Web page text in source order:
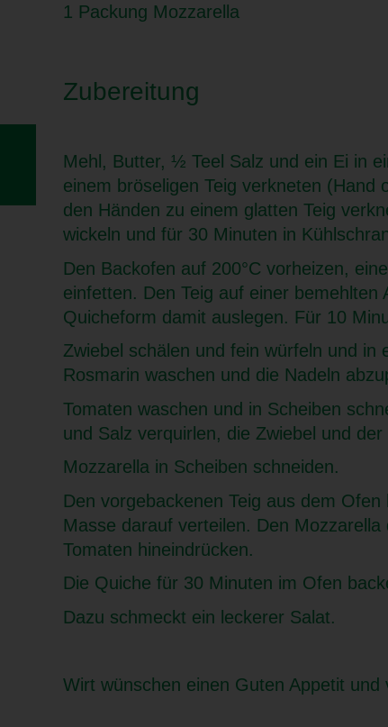
1 Packung Mozzarella
Zubereitung
Mehl, Butter, ½ Teel Salz und ein Ei in
einem bröseligen Teig verkneten (Hand
den Händen zu einem glatten Teig
wickeln und für 30 Minuten in
Den Backofen auf 200°C vorheizen,
einfetten. Den Teig auf einer bemehlten
Quicheform damit auslegen. Für 10
Zwiebel schälen und fein würfeln und in
Rosmarin waschen und die Nadeln
Tomaten waschen und in Scheiben
und Salz verquirlen, die Zwiebel und
Mozzarella in Scheiben schneiden.
Den vorgebackenen Teig aus dem
Masse darauf verteilen. Den
Tomaten hineindrücken.
Die Quiche für 30 Minuten im Ofen
Dazu schmeckt ein leckerer Salat.
Wirt wünschen einen Guten Appetit und